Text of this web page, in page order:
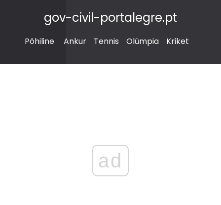
gov-civil-portalegre.pt
Põhiline Ankur Tennis Olümpia Kriket
ad